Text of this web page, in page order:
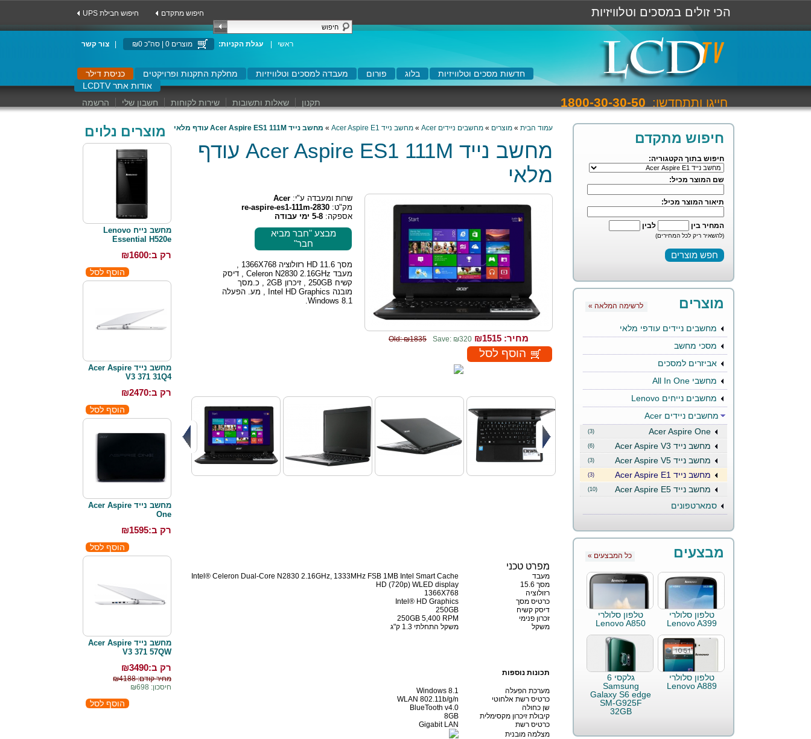
הכי זולים במסכים וטלוויזיות חיפוש מתקדם UPS חיפוש חבילת
צור קשר מוצרים 0 | סה"כ ₪0 :עגלת הקניות ראשי
כניסת דילר מחלקת התקנות ופרויקטים מעבדה למסכים וטלוויזיות פורום בלוג
חדשות מסכים וטלוויזיות
LCDTV אודות אתר
הרשמה
חשבון שלי שירות לקוחות שאלות ותשובות תקנון חייגו ותתחדשו: 1800-30-30-50
חיפוש מתקדם
חיפוש בתוך הקטגוריה:
שם המוצר מכיל:
תיאור המוצר מכיל:
המחיר בין לבין
(להשאיר ריק לכל המחירים)
« לרשימה המלאה מוצרים
מחשבים ניידים עודפי מלאי
מסכי מחשב
אביזרים למסכים
מחשבי All In One
מחשבים נייחים Lenovo
מחשבים ניידים Acer
(3) Acer Aspire One
(6) מחשב נייד Acer Aspire V3
(3) מחשב נייד Acer Aspire V5
(3) מחשב נייד Acer Aspire E1
(10)
מחשב נייד Acer Aspire E5
סמארטפונים
« כל המבצעים מבצעים
טלפון סלולרי
Lenovo A399
טלפון סלולרי
Lenovo A850
טלפון סלולרי
Lenovo A889
גלקסי 6
Samsung
Galaxy S6 edge
SM-G925F
32GB
עמוד הבית » מוצרים » מחשבים ניידים Acer » מחשב נייד Acer Aspire E1 » מחשב נייד Acer Aspire ES1 111M עודף מלאי
מחשב נייד Acer Aspire ES1 111M עודף
מלאי
מחיר: ₪ 1515
Old: ₪1835 Save: ₪320
שרות ומעבדה ע"י: Acer
מק"ט: re-aspire-es1-111m-2830
אספקה: 5-8 ימי עבודה
מבצע "חבר מביא
חבר"
מסך 11.6 HD רזולוציה 1366X768 ,
מעבד Celeron N2830 2.16GHz , דיסק
קשיח 250GB , זיכרון 2GB , כ.מסך
מובנה Intel HD Graphics , מע. הפעלה
Windows 8.1.
מפרט טכני
מעבד
Intel® Celeron Dual-Core N2830 2.16GHz, 1333MHz FSB 1MB Intel Smart Cache
מסך 15.6
HD (720p) WLED display
רזולוציה
1366X768
כרטיס מסך
Intel® HD Graphics
דיסק קשיח
250GB
זכרון פנימי
250GB 5,400 RPM
משקל
משקל התחלתי 1.3 ק"ג
תכונות נוספות
מערכת הפעלה
Windows 8.1
כרטיס רשת אלחוטי
WLAN 802.11b/g/n
שן כחולה
BlueTooth v4.0
קיבולת זיכרון מקסימלית
8GB
כרטיס רשת
Gigabit LAN
מצלמה מובנית
מוצרים נלוים
מחשב נייח Lenovo
Essential H520e
רק ב:₪1600
מחשב נייד Acer Aspire
V3 371 31Q4
רק ב:₪2470
מחשב נייד Acer Aspire
One
רק ב:₪1595
מחשב נייד Acer Aspire
V3 371 57QW
רק ב:₪3490
מחיר קודם: ₪4188
חיסכון: ₪698